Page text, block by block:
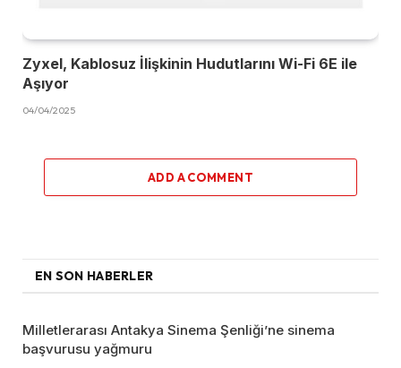
Zyxel, Kablosuz İlişkinin Hudutlarını Wi-Fi 6E ile
Aşıyor
04/04/2025
ADD A COMMENT
EN SON HABERLER
Milletlerarası Antakya Sinema Şenliği’ne sinema
başvurusu yağmuru